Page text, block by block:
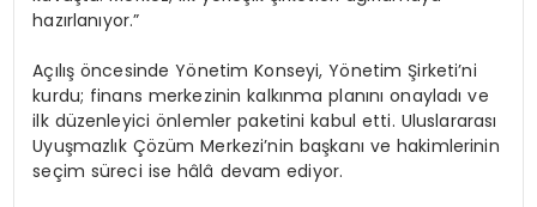
hazırlanıyor.”
Açılış öncesinde Yönetim Konseyi, Yönetim Şirketi’ni
kurdu; finans merkezinin kalkınma planını onayladı ve
ilk düzenleyici önlemler paketini kabul etti. Uluslararası
Uyuşmazlık Çözüm Merkezi’nin başkanı ve hakimlerinin
seçim süreci ise hâlâ devam ediyor.